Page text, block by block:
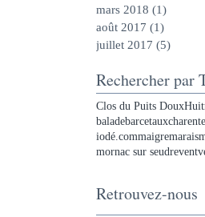
mars 2018 (1)
août 2017 (1)
juillet 2017 (5)
Rechercher par
Clos du Puits Doux
baladebarcetaux
iodé.commaigremarais
mornac sur seudrevent
Retrouvez-nous